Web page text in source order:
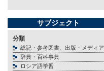
サブジェクト
分類
総記・参考図書、出版・メディア
辞典・百科事典
ロシア語学習